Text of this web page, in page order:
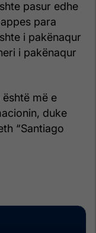
pasur edhe
para
i pakënaqur
i pakënaqur
më e
duke
“Santiago